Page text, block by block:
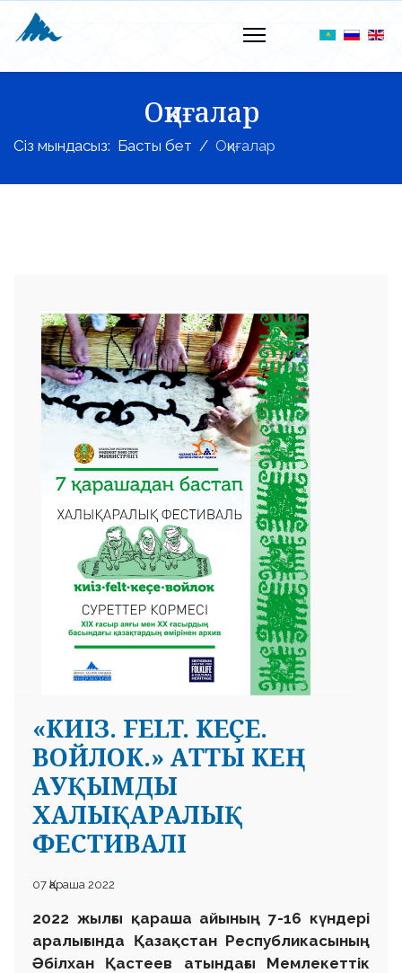
Оқиғалар
Сіз мындасыз: Басты бет Оқиғалар
«КИІЗ. FELT. KEÇE.
ВОЙЛОК.» АТТЫ КЕҢ
АУҚЫМДЫ
ХАЛЫҚАРАЛЫҚ
ФЕСТИВАЛІ
07 Қараша 2022
2022 жылғы қараша айының 7-16 күндері
аралығында Қазақстан Республикасының
Әбілхан Қастеев атындағы Мемлекеттік